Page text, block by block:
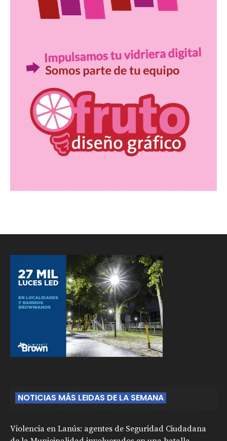
NOTICIAS MÁS LEIDAS DE LA SEMANA
Violencia en Lanús: agentes de Seguridad Ciudadana